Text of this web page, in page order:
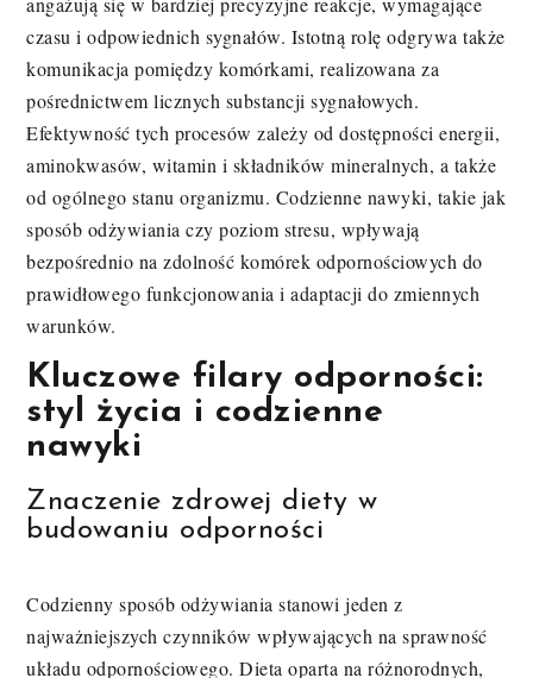
czasu i odpowiednich sygnałów. Istotną rolę odgrywa także
komunikacja pomiędzy komórkami, realizowana za
pośrednictwem licznych substancji sygnałowych.
Efektywność tych procesów zależy od dostępności energii,
aminokwasów, witamin i składników mineralnych, a także
od ogólnego stanu organizmu. Codzienne nawyki, takie jak
sposób odżywiania czy poziom stresu, wpływają
bezpośrednio na zdolność komórek odpornościowych do
prawidłowego funkcjonowania i adaptacji do zmiennych
warunków.
Kluczowe filary odporności:
styl życia i codzienne
nawyki
Znaczenie zdrowej diety w
budowaniu odporności
Codzienny sposób odżywiania stanowi jeden z
najważniejszych czynników wpływających na sprawność
układu odpornościowego. Dieta oparta na różnorodnych,